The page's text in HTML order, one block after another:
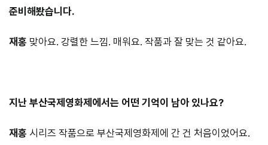
준비해봤습니다.
재홍 맞아요. 강렬한 느낌. 매워요. 작품과 잘 맞는 것 같아요.
지난 부산국제영화제에서는 어떤 기억이 남아 있나요?
재홍 시리즈 작품으로 부산국제영화제에 간 건 처음이었어요.